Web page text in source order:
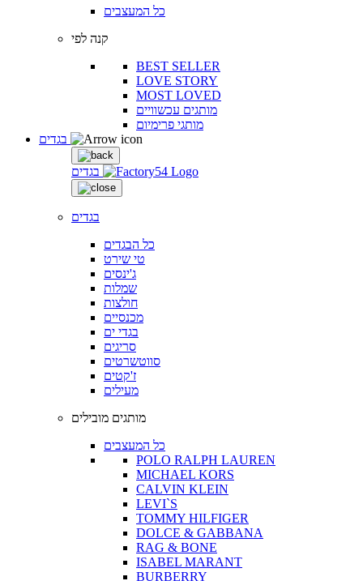
כל המעצבים
קנה לפי
BEST SELLER
LOVE STORY
MOST LOVED
מותגים עכשוויים
מותגי פרימיום
בגדים
בגדים
כל הבגדים
טי שירט
ג'ינסים
שמלות
חולצות
מכנסיים
בגדי ים
סריגים
סווטשרטים
ז'קטים
מעילים
מותגים מובילים
כל המעצבים
POLO RALPH LAUREN
MICHAEL KORS
CALVIN KLEIN
LEVI`S
TOMMY HILFIGER
DOLCE & GABBANA
RAG & BONE
ISABEL MARANT
BURBERRY